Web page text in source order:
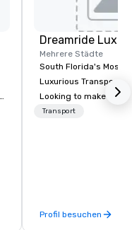
Mehrere Städte
South Florida's Most
Luxurious
Looking to make your
to remember? With
services.
Transport
Profil besuchen